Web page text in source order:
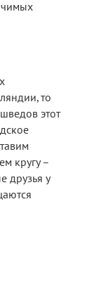
то
этот
кругу –
друзья у